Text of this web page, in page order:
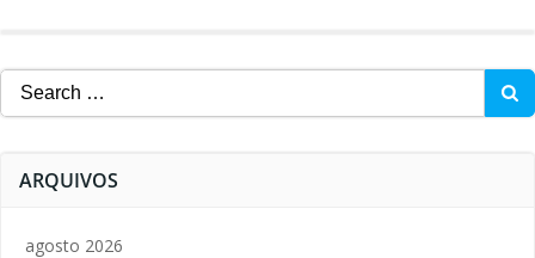
Search
for:
ARQUIVOS
agosto 2026